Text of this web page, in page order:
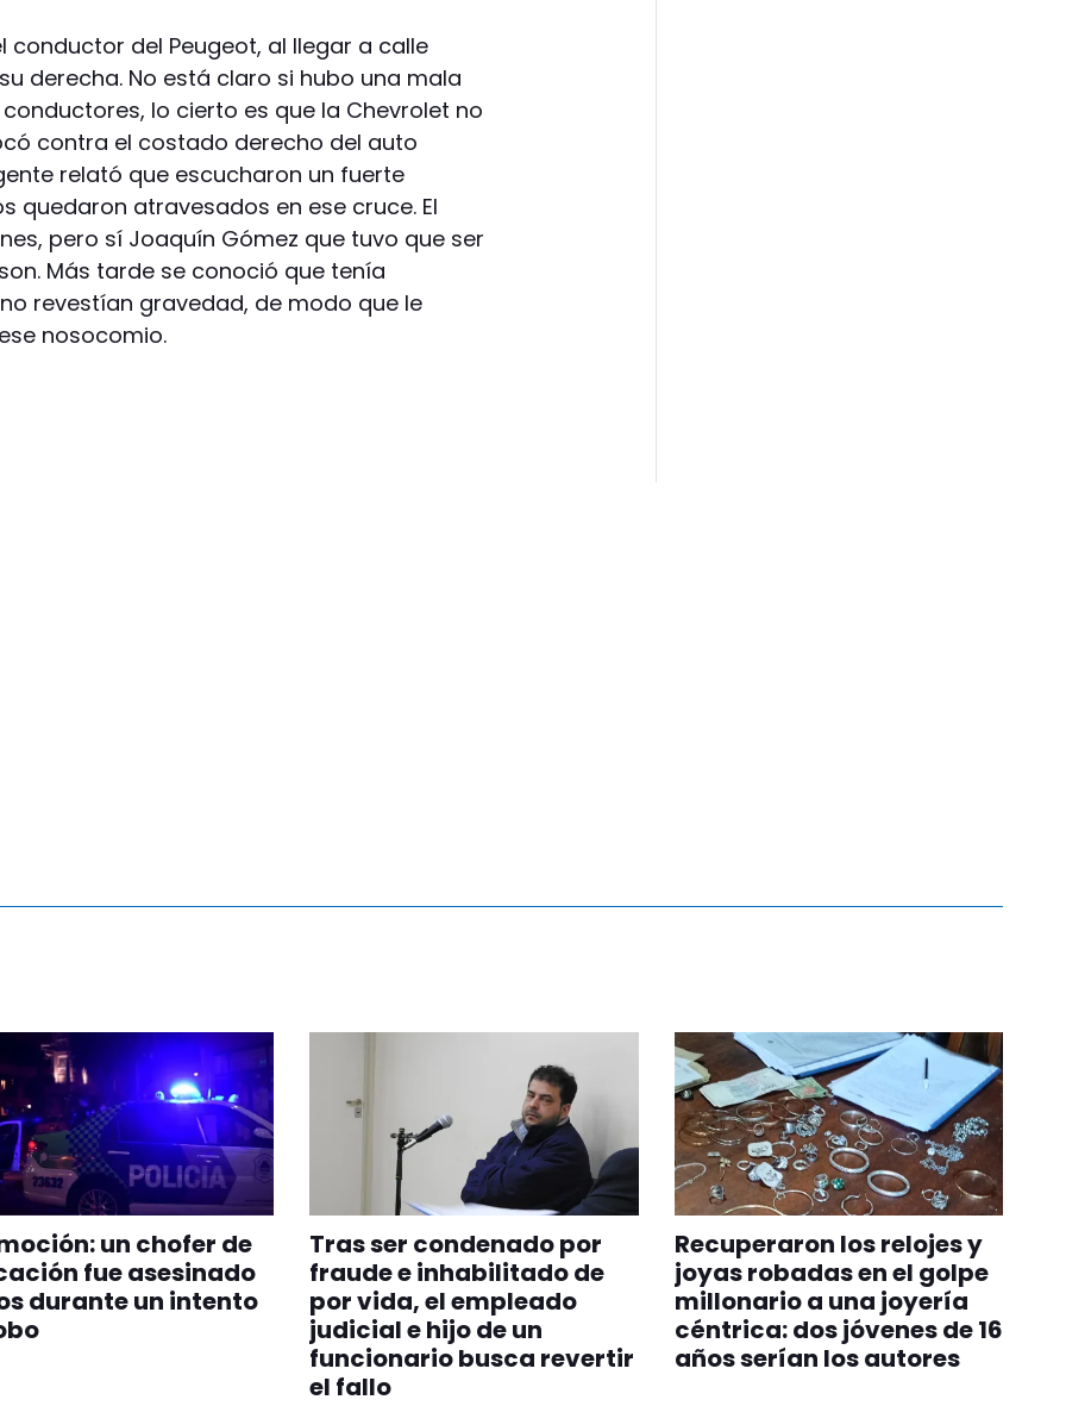
conductor del Peugeot, al llegar a calle
derecha. No está claro si hubo una mala
lo cierto es que la Chevrolet no
contra el costado derecho del auto
relató que escucharon un fuerte
quedaron atravesados en ese cruce. El
pero sí Joaquín Gómez que tuvo que ser
Más tarde se conoció que tenía
revestían gravedad, de modo que le
nosocomio.
un chofer de
fue asesinado
durante un intento
Tras ser condenado por
fraude e inhabilitado de
por vida, el empleado
judicial e hijo de un
funcionario busca revertir
el fallo
Recuperaron los relojes y
joyas robadas en el golpe
millonario a una joyería
céntrica: dos jóvenes de 16
años serían los autores